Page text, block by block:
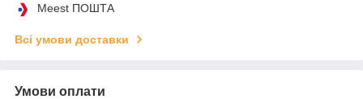
Meest ПОШТА
Всі умови доставки
Умови оплати